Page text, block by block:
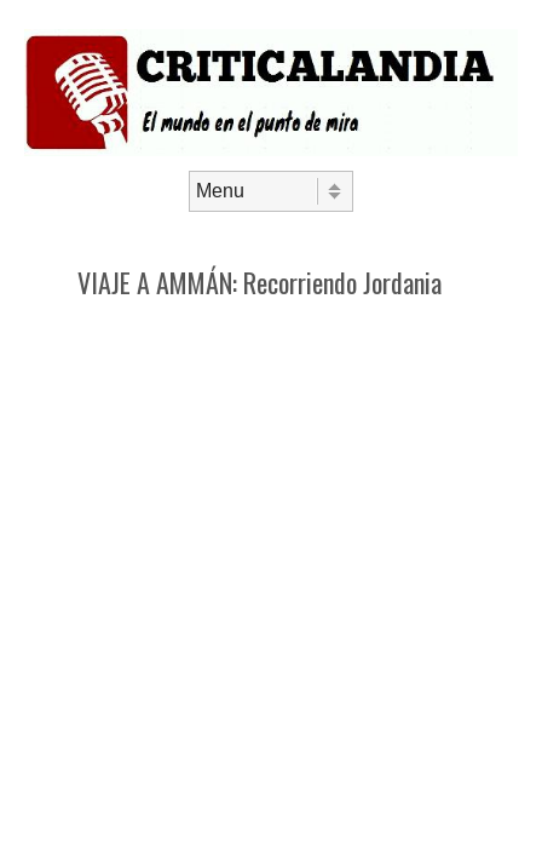
VIAJE A AMMÁN: Recorriendo Jordania